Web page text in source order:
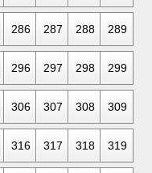
286 287 288 289
296 297 298 299
306 307 308 309
316 317 318 319